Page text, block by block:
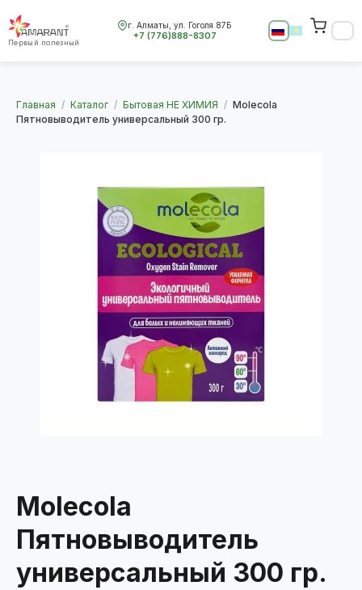
Первый полезный
г. Алматы, ул. Гоголя 87Б
+7 (776)888-8307
Главная / Каталог / Бытовая НЕ ХИМИЯ / Molecola
Пятновыводитель универсальный 300 гр.
Molecola
Пятновыводитель
универсальный 300 гр.